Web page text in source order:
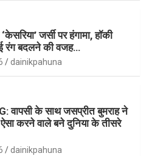
जर्सी पर हंगामा, हॉकी
रंग बदलने की वजह…
dainikpahuna
वापसी के साथ जसप्रीत बुमराह ने
ऐसा करने वाले बने दुनिया के तीसरे
dainikpahuna